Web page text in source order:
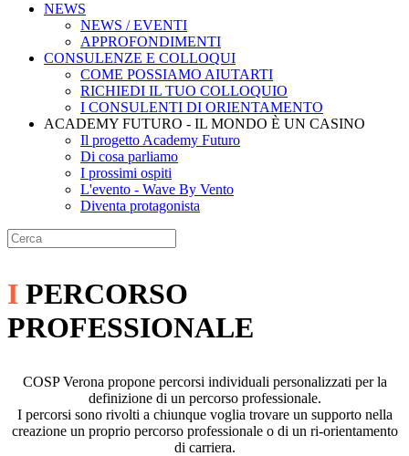
NEWS
NEWS / EVENTI
APPROFONDIMENTI
CONSULENZE E COLLOQUI
COME POSSIAMO AIUTARTI
RICHIEDI IL TUO COLLOQUIO
I CONSULENTI DI ORIENTAMENTO
ACADEMY FUTURO - IL MONDO È UN CASINO
Il progetto Academy Futuro
Di cosa parliamo
I prossimi ospiti
L'evento - Wave By Vento
Diventa protagonista
I PERCORSO
PROFESSIONALE
COSP Verona propone percorsi individuali personalizzati per la
definizione di un percorso professionale.
I percorsi sono rivolti a chiunque voglia trovare un supporto nella
creazione un proprio percorso professionale o di un ri-orientamento
di carriera.